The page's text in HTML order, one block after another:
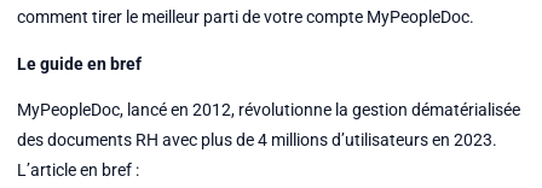
comment tirer le meilleur parti de votre compte MyPeopleDoc.
Le guide en bref
MyPeopleDoc, lancé en 2012, révolutionne la gestion dématérialisée
des documents RH avec plus de 4 millions d’utilisateurs en 2023.
L’article en bref :